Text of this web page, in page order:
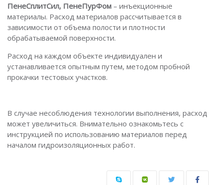
ПенеСплитСил, ПенеПурФом – инъекционные
материалы. Расход материалов рассчитывается в
зависимости от объема полости и плотности
обрабатываемой поверхности.
Расход на каждом объекте индивидуален и
устанавливается опытным путем, методом пробной
прокачки тестовых участков.
В случае несоблюдения технологии выполнения, расход
может увеличиться. Внимательно ознакомьтесь с
инструкцией по использованию материалов перед
началом гидроизоляционных работ.